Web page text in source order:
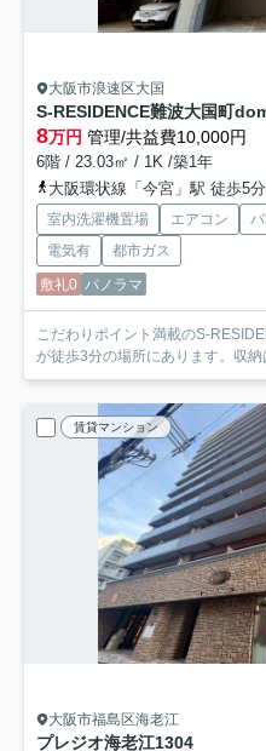
大阪市浪速区大国
S-RESIDENCE難波大国町
8万円 管理/共益費10,000円
6階 / 23.03㎡ / 1K /築1年
大阪環状線「今宮」駅 徒歩5分
室内洗濯機置場 エアコン
電気有
都市ガス
敷礼0 パノラマ
こだわりポイント満載のS-
が徒歩3分の場所にあります。収納
賃貸マンション
大阪市福島区海老江
プレジオ海老江1304